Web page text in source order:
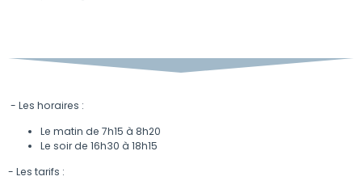
- Les horaires :
Le matin de 7h15 à 8h20
Le soir de 16h30 à 18h15
- Les tarifs :